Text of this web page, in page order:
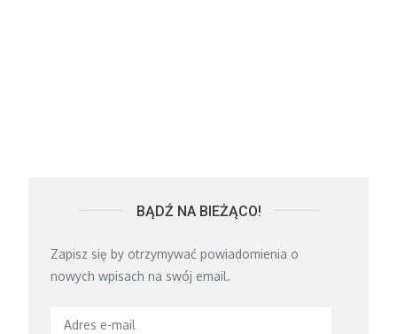
BĄDŹ NA BIEŻĄCO!
Zapisz się by otrzymywać powiadomienia o
nowych wpisach na swój email.
Adres